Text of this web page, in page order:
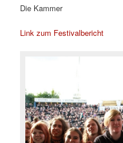
Die Kammer
Link zum Festivalbericht